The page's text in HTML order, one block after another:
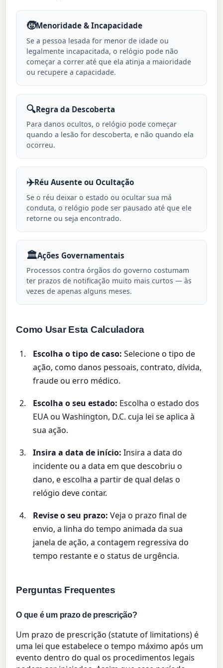
🧒Menoridade & Incapacidade
Se a pessoa lesada for menor de idade ou
legalmente incapacitada, o relógio pode não
começar a correr até que ela atinja a maioridade
ou recupere a capacidade.
🔍Regra da Descoberta
Para danos ocultos, o relógio pode começar
quando a lesão for descoberta, e não quando ela
ocorreu.
✈️Réu Ausente ou Ocultação
Se o réu deixar o estado ou ocultar sua má
conduta, o relógio pode ser pausado até que ele
retorne ou seja encontrado.
🏛️Ações Governamentais
Processos contra órgãos do governo costumam
ter prazos de notificação muito mais curtos — às
vezes de apenas alguns meses.
Como Usar Esta Calculadora
Escolha o tipo de caso: Selecione o tipo de
ação, como danos pessoais, contrato, dívida,
fraude ou erro médico.
Escolha o seu estado: Escolha o estado dos
EUA ou Washington, D.C. cuja lei se aplica à
sua ação.
Insira a data de início: Insira a data do
incidente ou a data em que descobriu o
dano, e escolha a partir de qual delas o
relógio deve contar.
Revise o seu prazo: Veja o prazo final de
envio, a linha do tempo animada da sua
janela de ação, a contagem regressiva do
tempo restante e o status de urgência.
Perguntas Frequentes
O que é um prazo de prescrição?
Um prazo de prescrição (statute of limitations) é
uma lei que estabelece o tempo máximo após um
evento dentro do qual os procedimentos legais